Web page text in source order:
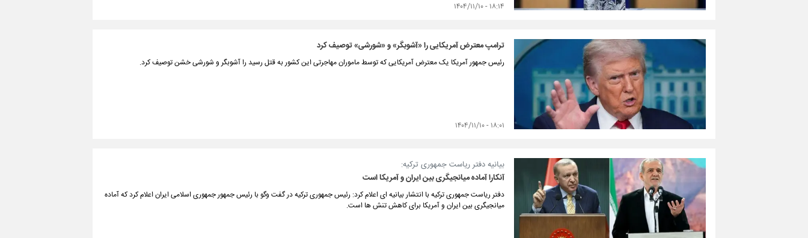
۱۸:۱۴ - ۱۴۰۴/۱۱/۱۰
ترامپ معترض آمریکایی را «آشوبگر» و «شورشی» توصیف کرد
رئیس جمهور آمریکا یک معترض آمریکایی که توسط ماموران مهاجرتی این کشور به قتل رسید را آشوبگر و شورشی خشن توصیف کرد.
۱۸:۰۱ - ۱۴۰۴/۱۱/۱۰
بیانیه دفتر ریاست جمهوری ترکیه:
آنکارا آماده میانجیگری بین ایران و آمریکا است
دفتر ریاست جمهوری ترکیه با انتشار بیانیه ای اعلام کرد: رئیس جمهوری ترکیه در گفت وگو با رئیس جمهور جمهوری اسلامی ایران اعلام کرد که آماده
میانجیگری بین ایران و آمریکا برای کاهش تنش ها است.